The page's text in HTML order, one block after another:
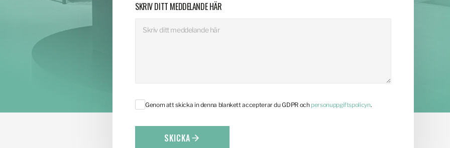
SKRIV DITT MEDDELANDE HÄR
Genom att skicka in denna blankett accepterar du GDPR och personuppgiftspolicyn.
SKICKA